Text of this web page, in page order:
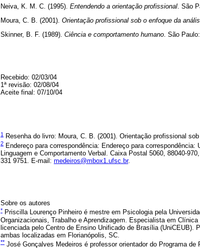
Neiva, K. M. C. (1995). Entendendo a orientação profissional . São
Moura, C. B. (2001). Orientação profissional sob o enfoque da
Skinner, B. F. (1989). Ciência e comportamento humano. São
Recebido: 02/03/04
1ª revisão: 02/08/04
Aceite final: 07/10/04
1 Resenha do livro: Moura, C. B. (2001). Orientação profissional
2 Endereço para correspondência: Endereço para
Linguagem e Comportamento Verbal. Caixa Postal 5060, 88040-
331 9751. E-mail: medeiros@mbox1.ufsc.br.
Sobre os autores
* Priscilla Lourenço Pinheiro é mestre em Psicologia pela
Organizacionais, Trabalho e Aprendizagem. Especialista em
licenciada pelo Centro de Ensino Unificado de Brasília (UniCEUB).
ambas localizadas em Florianópolis, SC.
** José Gonçalves Medeiros é professor orientador do Programa